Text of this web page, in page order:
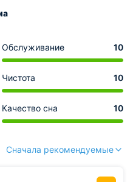
Обслуживание 10
Чистота 10
Качество сна 10
Сначала рекомендуемые